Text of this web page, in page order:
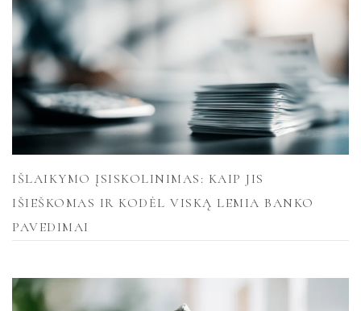
IŠLAIKYMO ĮSISKOLINIMAS: KAIP JIS
IŠIEŠKOMAS IR KODĖL VISKĄ LEMIA BANKO
PAVEDIMAI